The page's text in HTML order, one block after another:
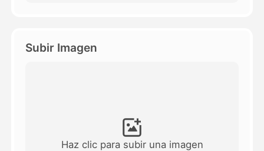
Subir Imagen
Haz clic para subir una imagen